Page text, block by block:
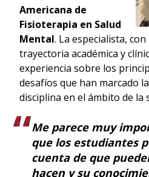
Americana de
Fisioterapia en Salud
Mental. La especialista,
trayectoria académica y
experiencia sobre los
desafíos que han marcado
disciplina en el ámbito de la
Me parece muy
que los estudiantes
cuenta de que
hacen y su